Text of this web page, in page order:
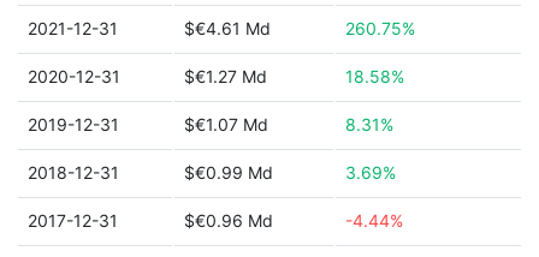
2021-12-31 $€4.61 Md 260.75%
2020-12-31 $€1.27 Md 18.58%
2019-12-31 $€1.07 Md 8.31%
2018-12-31 $€0.99 Md 3.69%
2017-12-31 $€0.96 Md -4.44%